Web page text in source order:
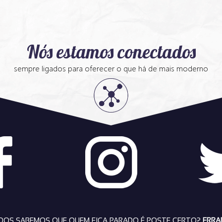
Nós estamos conectados
sempre ligados para oferecer o que há de mais moderno